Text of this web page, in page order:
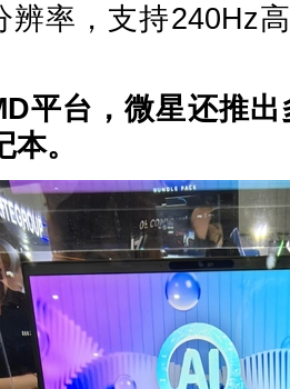
辨率，支持240Hz
平台，微星还推
。